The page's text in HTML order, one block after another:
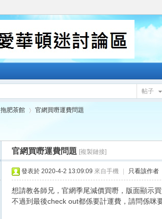
帖子
拖肥茶館
›
官網買嘢運費問題
官網買嘢運費問題 [複製鏈接]
發表於 2020-4-2 13:09:09 來自手機 只看該作者
想請教各師兄，官網季尾減價買嘢，版面顯示買
不過到最後check out都係要計運費，請問係咪